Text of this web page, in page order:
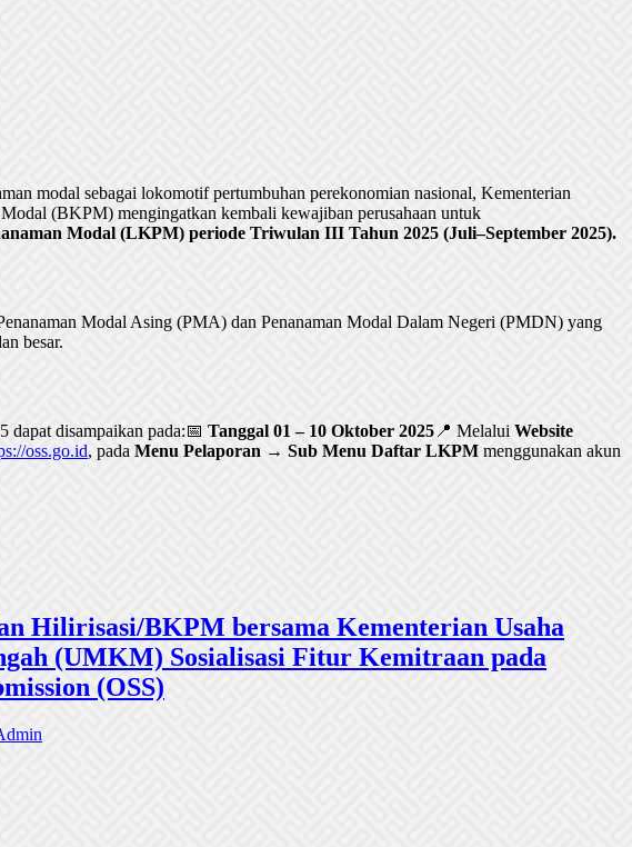
modal sebagai lokomotif pertumbuhan perekonomian nasional, Kementerian
(BKPM) mengingatkan kembali kewajiban perusahaan untuk
Modal (LKPM) periode Triwulan III Tahun 2025 (Juli–September 2025).
Modal Asing (PMA) dan Penanaman Modal Dalam Negeri (PMDN) yang
besar.
disampaikan pada:📅 Tanggal 01 – 10 Oktober 2025 📍 Melalui Website
oss.go.id, pada Menu Pelaporan → Sub Menu Daftar LKPM menggunakan akun
Hilirisasi/BKPM bersama Kementerian Usaha
(UMKM) Sosialisasi Fitur Kemitraan pada
(OSS)